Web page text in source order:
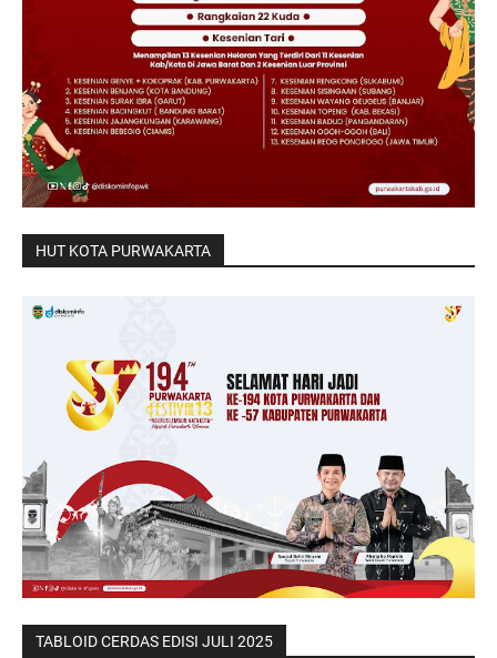
HUT KOTA PURWAKARTA
TABLOID CERDAS EDISI JULI 2025